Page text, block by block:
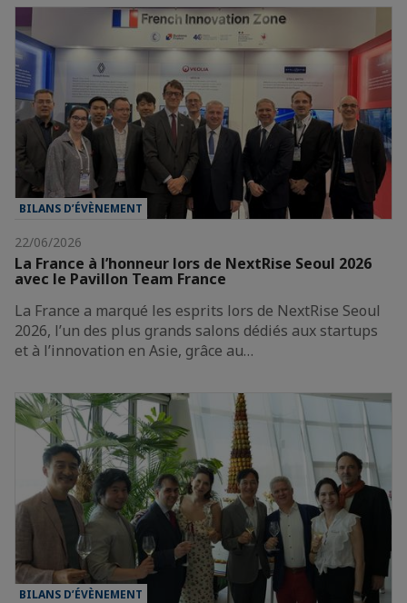
BILANS D’ÉVÈNEMENT
22/06/2026
La France à l’honneur lors de NextRise Seoul 2026
avec le Pavillon Team France
La France a marqué les esprits lors de NextRise Seoul
2026, l’un des plus grands salons dédiés aux startups
et à l’innovation en Asie, grâce au…
BILANS D’ÉVÈNEMENT